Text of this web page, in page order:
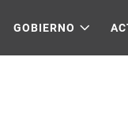
GOBIERNO